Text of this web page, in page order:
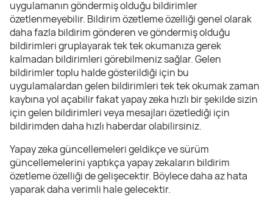
uygulamanın göndermiş olduğu bildirimler
özetlenmeyebilir. Bildirim özetleme özelliği genel olarak
daha fazla bildirim gönderen ve göndermiş olduğu
bildirimleri gruplayarak tek tek okumanıza gerek
kalmadan bildirimleri görebilmeniz sağlar. Gelen
bildirimler toplu halde gösterildiği için bu
uygulamalardan gelen bildirimleri tek tek okumak zaman
kaybına yol açabilir fakat yapay zeka hızlı bir şekilde sizin
için gelen bildirimleri veya mesajları özetlediği için
bildirimden daha hızlı haberdar olabilirsiniz.
Yapay zeka güncellemeleri geldikçe ve sürüm
güncellemelerini yaptıkça yapay zekaların bildirim
özetleme özelliği de gelişecektir. Böylece daha az hata
yaparak daha verimli hale gelecektir.